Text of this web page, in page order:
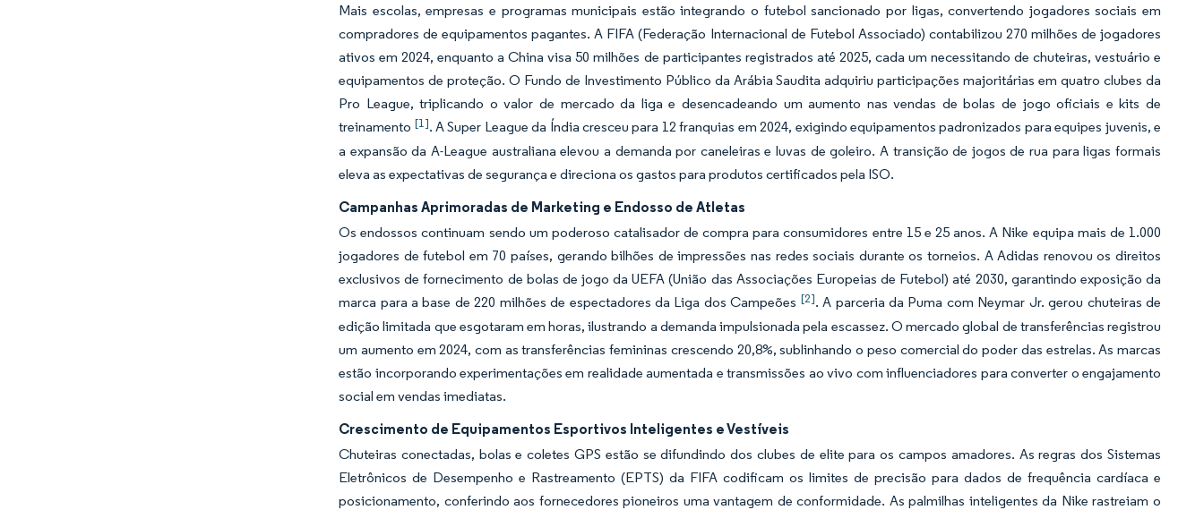
Mais escolas, empresas e programas municipais estão integrando o futebol sancionado por ligas, convertendo jogadores sociais em
compradores de equipamentos pagantes. A FIFA (Federação Internacional de Futebol Associado) contabilizou 270 milhões de jogadores
ativos em 2024, enquanto a China visa 50 milhões de participantes registrados até 2025, cada um necessitando de chuteiras, vestuário e
equipamentos de proteção. O Fundo de Investimento Público da Arábia Saudita adquiriu participações majoritárias em quatro clubes da
Pro League, triplicando o valor de mercado da liga e desencadeando um aumento nas vendas de bolas de jogo oficiais e kits de
treinamento [1]. A Super League da Índia cresceu para 12 franquias em 2024, exigindo equipamentos padronizados para equipes juvenis, e
a expansão da A-League australiana elevou a demanda por caneleiras e luvas de goleiro. A transição de jogos de rua para ligas formais
eleva as expectativas de segurança e direciona os gastos para produtos certificados pela ISO.
Campanhas Aprimoradas de Marketing e Endosso de Atletas
Os endossos continuam sendo um poderoso catalisador de compra para consumidores entre 15 e 25 anos. A Nike equipa mais de 1.000
jogadores de futebol em 70 países, gerando bilhões de impressões nas redes sociais durante os torneios. A Adidas renovou os direitos
exclusivos de fornecimento de bolas de jogo da UEFA (União das Associações Europeias de Futebol) até 2030, garantindo exposição da
marca para a base de 220 milhões de espectadores da Liga dos Campeões [2]. A parceria da Puma com Neymar Jr. gerou chuteiras de
edição limitada que esgotaram em horas, ilustrando a demanda impulsionada pela escassez. O mercado global de transferências registrou
um aumento em 2024, com as transferências femininas crescendo 20,8%, sublinhando o peso comercial do poder das estrelas. As marcas
estão incorporando experimentações em realidade aumentada e transmissões ao vivo com influenciadores para converter o engajamento
social em vendas imediatas.
Crescimento de Equipamentos Esportivos Inteligentes e Vestíveis
Chuteiras conectadas, bolas e coletes GPS estão se difundindo dos clubes de elite para os campos amadores. As regras dos Sistemas
Eletrônicos de Desempenho e Rastreamento (EPTS) da FIFA codificam os limites de precisão para dados de frequência cardíaca e
posicionamento, conferindo aos fornecedores pioneiros uma vantagem de conformidade. As palmilhas inteligentes da Nike rastreiam o